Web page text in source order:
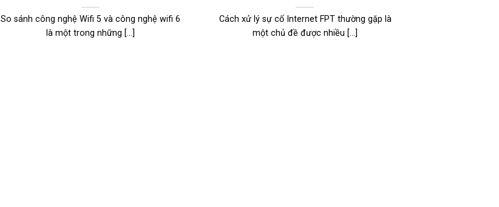
So sánh công nghệ Wifi 5 và công nghệ wifi 6
là một trong những [...]
Cách xử lý sự cố Internet FPT thường gặp là
một chủ đề được nhiều [...]